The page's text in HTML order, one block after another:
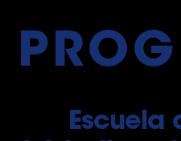
Escuela